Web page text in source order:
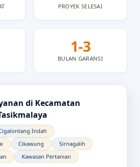
PROYEK SELESAI
1-3
BULAN GARANSI
di Kecamatan
Indah
Cikawung
Sirnagalih
Kawasan Pertanian